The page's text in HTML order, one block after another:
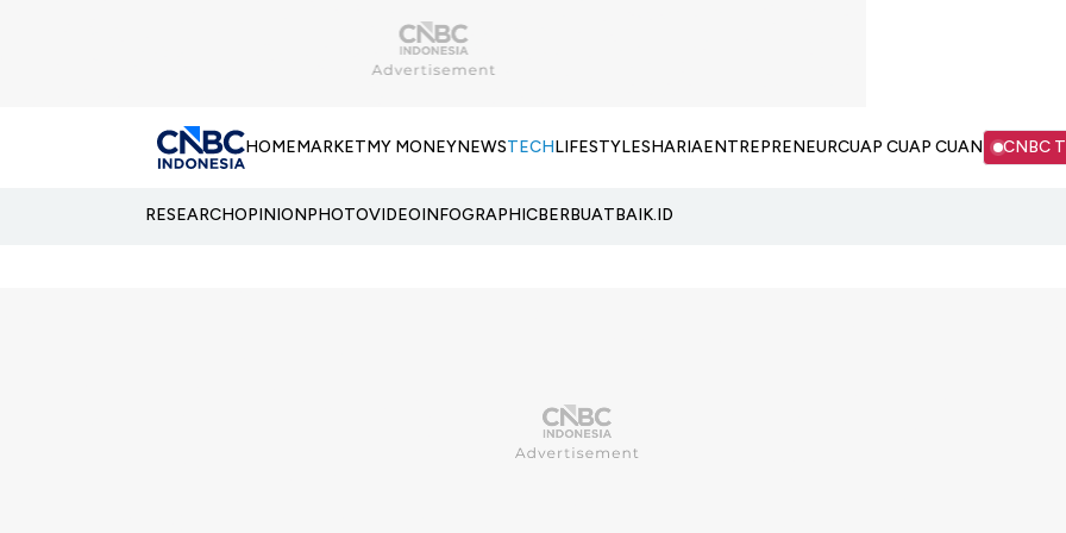
HOMEMARKETMY MONEYNEWSTECHLIFESTYLESHARIAENTREPRENEURCUAP CUAP CUAN CNBC
RESEARCHOPINIONPHOTOVIDEOINFOGRAPHICBERBUATBAIK.ID